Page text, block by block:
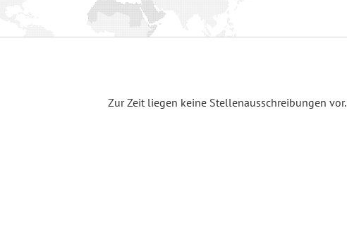
Zur Zeit liegen keine Stellenausschreibungen vor.